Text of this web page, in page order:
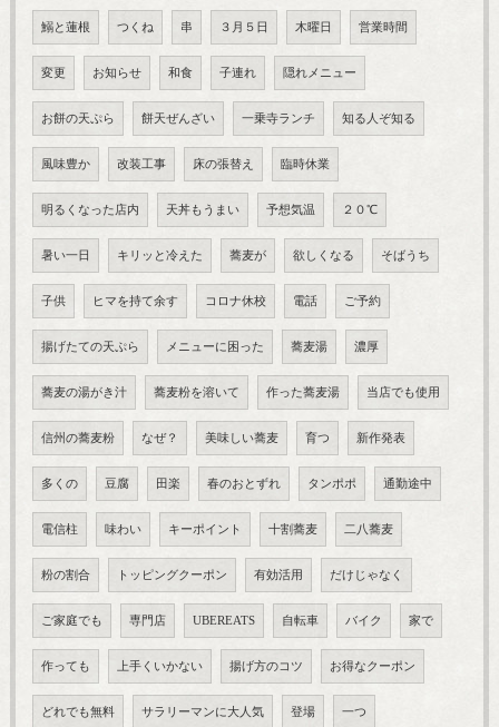
鰯と蓮根 つくね 串 ３月５日 木曜日 営業時間
変更 お知らせ 和食 子連れ 隠れメニュー
お餅の天ぷら 餅天ぜんざい 一乗寺ランチ 知る人ぞ知る
風味豊か 改装工事 床の張替え 臨時休業
明るくなった店内 天丼もうまい 予想気温 ２０℃
暑い一日 キリッと冷えた 蕎麦が 欲しくなる そばうち
子供 ヒマを持て余す コロナ休校 電話 ご予約
揚げたての天ぷら メニューに困った 蕎麦湯 濃厚
蕎麦の湯がき汁 蕎麦粉を溶いて 作った蕎麦湯 当店でも使用
信州の蕎麦粉 なぜ？ 美味しい蕎麦 育つ 新作発表
多くの 豆腐 田楽 春のおとずれ タンポポ 通勤途中
電信柱 味わい キーポイント 十割蕎麦 二八蕎麦
粉の割合 トッピングクーポン 有効活用 だけじゃなく
ご家庭でも 専門店 UBEREATS 自転車 バイク 家で
作っても 上手くいかない 揚げ方のコツ お得なクーポン
どれでも無料 サラリーマンに大人気 登場 一つ